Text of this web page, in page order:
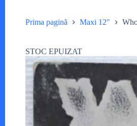
Prima pagină Maxi 12"
STOC EPUIZAT